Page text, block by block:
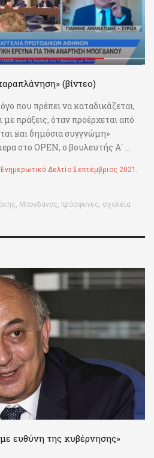
(βίντεο)
που πρέπει να καταδικάζεται,
με πράξεις, όταν προέρχεται από
και δημόσια συγγνώμη»
στο OPEN, o βουλευτής Α΄ ...
Ενημερωτικό Δελτίο Σεπτέμβριος 2021 ,
, Μπογδάνος, πρόσφυγες, σχολεία
ευθύνη της κυβέρνησης»